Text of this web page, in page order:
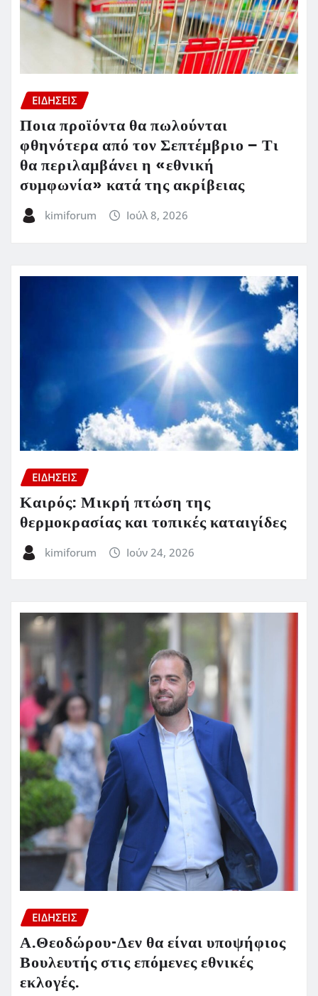
ΕΙΔΗΣΕΙΣ
Ποια προϊόντα θα πωλούνται
φθηνότερα από τον Σεπτέμβριο – Τι
θα περιλαμβάνει η «εθνική
συμφωνία» κατά της ακρίβειας
kimiforum Ιούλ 8, 2026
ΕΙΔΗΣΕΙΣ
Καιρός: Μικρή πτώση της
θερμοκρασίας και τοπικές καταιγίδες
kimiforum Ιούν 24, 2026
ΕΙΔΗΣΕΙΣ
Α.Θεοδώρου-Δεν θα είναι υποψήφιος
Βουλευτής στις επόμενες εθνικές
εκλογές.